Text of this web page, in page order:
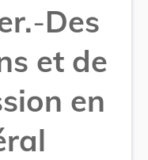
-Des
et de
en